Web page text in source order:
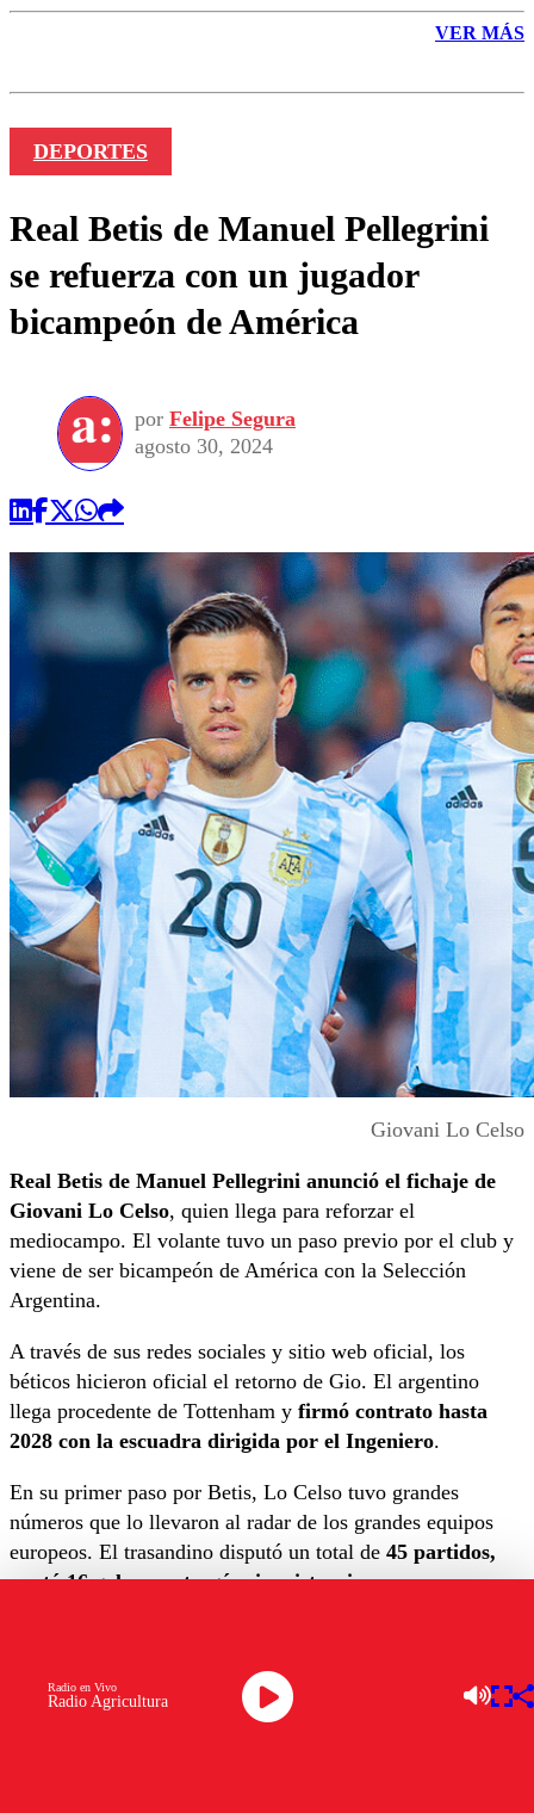
VER MÁS
DEPORTES
Real Betis de Manuel Pellegrini
se refuerza con un jugador
bicampeón de América
por Felipe Segura
agosto 30, 2024
Giovani Lo Celso
Real Betis de Manuel Pellegrini anunció el fichaje de
Giovani Lo Celso, quien llega para reforzar el
mediocampo. El volante tuvo un paso previo por el club y
viene de ser bicampeón de América con la Selección
Argentina.
A través de sus redes sociales y sitio web oficial, los
béticos hicieron oficial el retorno de Gio. El argentino
llega procedente de Tottenham y firmó contrato hasta
2028 con la escuadra dirigida por el Ingeniero.
En su primer paso por Betis, Lo Celso tuvo grandes
números que lo llevaron al radar de los grandes equipos
europeos. El trasandino disputó un total de 45 partidos,
anotó 16 goles y entregó seis asistencias.
local en el Benito Villamarín piensa en
La Liga, Copa del
Rey y UEFA Conference League.
Radio Agricultura
Radio en Vivo